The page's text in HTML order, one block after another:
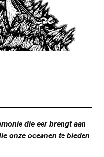
die eer brengt aan
onze oceanen te bieden